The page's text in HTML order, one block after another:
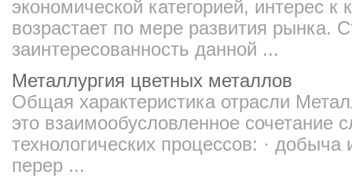
экономической категорией, интерес к
возрастает по мере развития рынка.
заинтересованность данной ...
Металлургия цветных металлов
Общая характеристика отрасли
это взаимообусловленное сочетание
технологических процессов: · добыча
перер ...